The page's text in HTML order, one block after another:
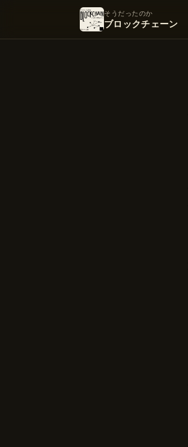
そうだったのか
ブロックチェーン